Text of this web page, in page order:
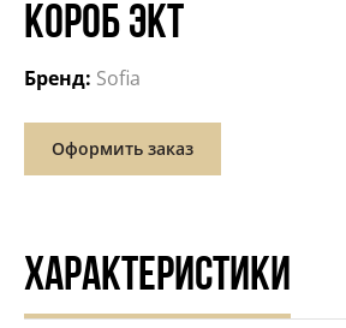
КОРОБ ЭКТ
Бренд: Sofia
Оформить заказ
ХАРАКТЕРИСТИКИ